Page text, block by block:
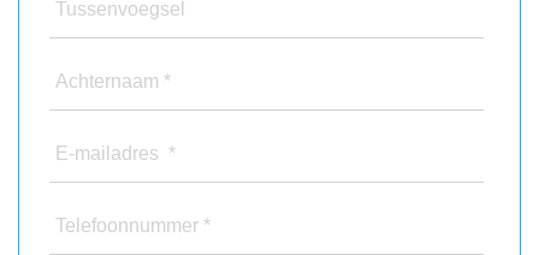
Tussenvoegsel
Achternaam *
E-mailadres *
Telefoonnummer *